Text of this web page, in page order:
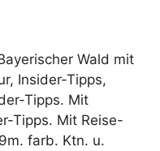
Wald mit
Insider-Tipps,
Tipps. Mit
Tipps. Mit Reise-
farb. Ktn. u.